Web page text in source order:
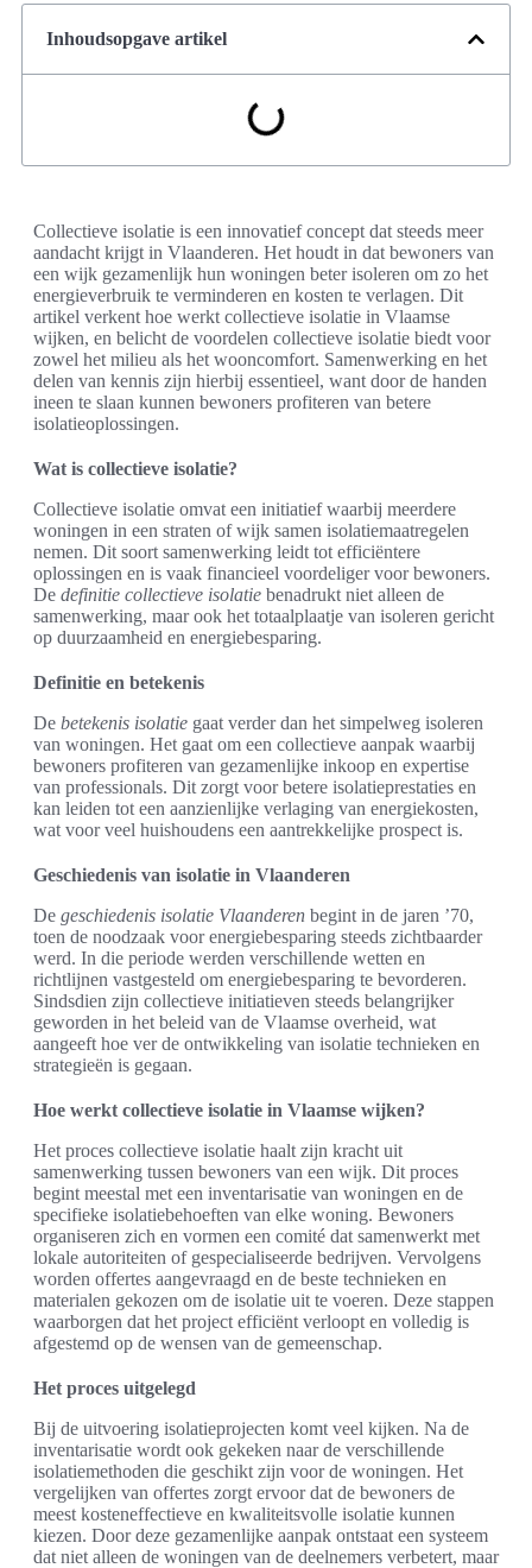
Inhoudsopgave artikel
Collectieve isolatie is een innovatief concept dat steeds meer
aandacht krijgt in Vlaanderen. Het houdt in dat bewoners van
een wijk gezamenlijk hun woningen beter isoleren om zo het
energieverbruik te verminderen en kosten te verlagen. Dit
artikel verkent hoe werkt collectieve isolatie in Vlaamse
wijken, en belicht de voordelen collectieve isolatie biedt voor
zowel het milieu als het wooncomfort. Samenwerking en het
delen van kennis zijn hierbij essentieel, want door de handen
ineen te slaan kunnen bewoners profiteren van betere
isolatieoplossingen.
Wat is collectieve isolatie?
Collectieve isolatie omvat een initiatief waarbij meerdere
woningen in een straten of wijk samen isolatiemaatregelen
nemen. Dit soort samenwerking leidt tot efficiëntere
oplossingen en is vaak financieel voordeliger voor bewoners.
De definitie collectieve isolatie benadrukt niet alleen de
samenwerking, maar ook het totaalplaatje van isoleren gericht
op duurzaamheid en energiebesparing.
Definitie en betekenis
De betekenis isolatie gaat verder dan het simpelweg isoleren
van woningen. Het gaat om een collectieve aanpak waarbij
bewoners profiteren van gezamenlijke inkoop en expertise
van professionals. Dit zorgt voor betere isolatieprestaties en
kan leiden tot een aanzienlijke verlaging van energiekosten,
wat voor veel huishoudens een aantrekkelijke prospect is.
Geschiedenis van isolatie in Vlaanderen
De geschiedenis isolatie Vlaanderen begint in de jaren ’70,
toen de noodzaak voor energiebesparing steeds zichtbaarder
werd. In die periode werden verschillende wetten en
richtlijnen vastgesteld om energiebesparing te bevorderen.
Sindsdien zijn collectieve initiatieven steeds belangrijker
geworden in het beleid van de Vlaamse overheid, wat
aangeeft hoe ver de ontwikkeling van isolatie technieken en
strategieën is gegaan.
Hoe werkt collectieve isolatie in Vlaamse wijken?
Het proces collectieve isolatie haalt zijn kracht uit
samenwerking tussen bewoners van een wijk. Dit proces
begint meestal met een inventarisatie van woningen en de
specifieke isolatiebehoeften van elke woning. Bewoners
organiseren zich en vormen een comité dat samenwerkt met
lokale autoriteiten of gespecialiseerde bedrijven. Vervolgens
worden offertes aangevraagd en de beste technieken en
materialen gekozen om de isolatie uit te voeren. Deze stappen
waarborgen dat het project efficiënt verloopt en volledig is
afgestemd op de wensen van de gemeenschap.
Het proces uitgelegd
Bij de uitvoering isolatieprojecten komt veel kijken. Na de
inventarisatie wordt ook gekeken naar de verschillende
isolatiemethoden die geschikt zijn voor de woningen. Het
vergelijken van offertes zorgt ervoor dat de bewoners de
meest kosteneffectieve en kwaliteitsvolle isolatie kunnen
kiezen. Door deze gezamenlijke aanpak ontstaat een systeem
dat niet alleen de woningen van de deelnemers verbetert, maar